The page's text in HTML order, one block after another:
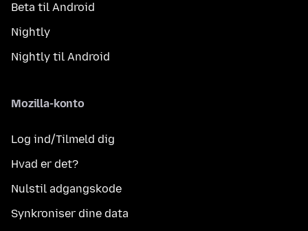
Beta til Android
Nightly
Nightly til Android
Mozilla-konto
Log ind/Tilmeld dig
Hvad er det?
Nulstil adgangskode
Synkroniser dine data